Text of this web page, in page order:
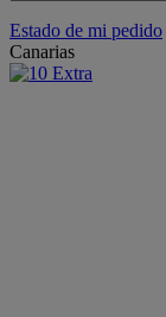
Estado de mi pedido
Canarias